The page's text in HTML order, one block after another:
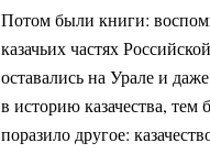
Потом были книги:
казачьих частях
оставались на Урале и
в историю казачества,
поразило другое: